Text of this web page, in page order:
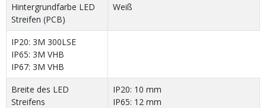
Hintergrundfarbe LED
Streifen (PCB)
Weiß
IP20: 3M 300LSE
IP65: 3M VHB
IP67: 3M VHB
Breite des LED
Streifens
IP20: 10 mm
IP65: 12 mm